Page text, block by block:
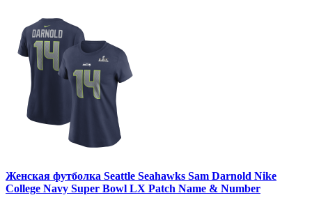
Женская футболка Seattle Seahawks Sam Darnold Nike
College Navy Super Bowl LX Patch Name & Number